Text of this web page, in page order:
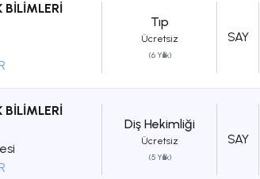
BİLİMLERİ
Tıp
Ücretsiz
(6 Yıllık)
SAY
BİLİMLERİ
Diş Hekimliği
Ücretsiz
(5 Yıllık)
SAY